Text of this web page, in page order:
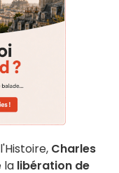
Charles
la libération de